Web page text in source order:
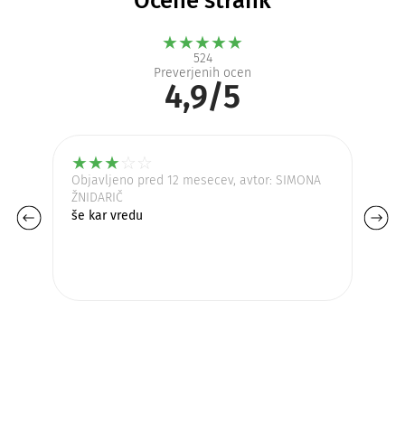
★★★★★
524
Preverjenih ocen
4,9/5
★★★☆☆
Objavljeno pred 12 mesecev, avtor: SIMONA
ŽNIDARIČ
še kar vredu